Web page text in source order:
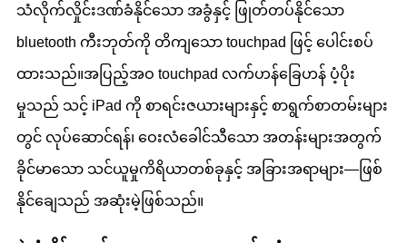
သံလိုက်လှိုင်းဒဏ်ခံနိုင်သော အခွံနှင့် ဖြုတ်တပ်နိုင်သော
bluetooth ကီးဘုတ်ကို တိကျသော touchpad ဖြင့် ပေါင်းစပ်
ထားသည်။အပြည့်အဝ touchpad လက်ဟန်ခြေဟန် ပံ့ပိုး
မှုသည် သင့် iPad ကို စာရင်းဇယားများနှင့် စာရွက်စာတမ်းများ
တွင် လုပ်ဆောင်ရန်၊ ဝေးလံခေါင်သီသော အတန်းများအတွက်
ခိုင်မာသော သင်ယူမှုကိရိယာတစ်ခုနှင့် အခြားအရာများ—ဖြစ်
နိုင်ချေသည် အဆုံးမဲ့ဖြစ်သည်။